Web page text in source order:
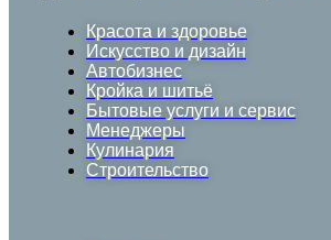
Красота и здоровье
Искусство и дизайн
Автобизнес
Кройка и шитьё
Бытовые услуги и сервис
Менеджеры
Кулинария
Строительство